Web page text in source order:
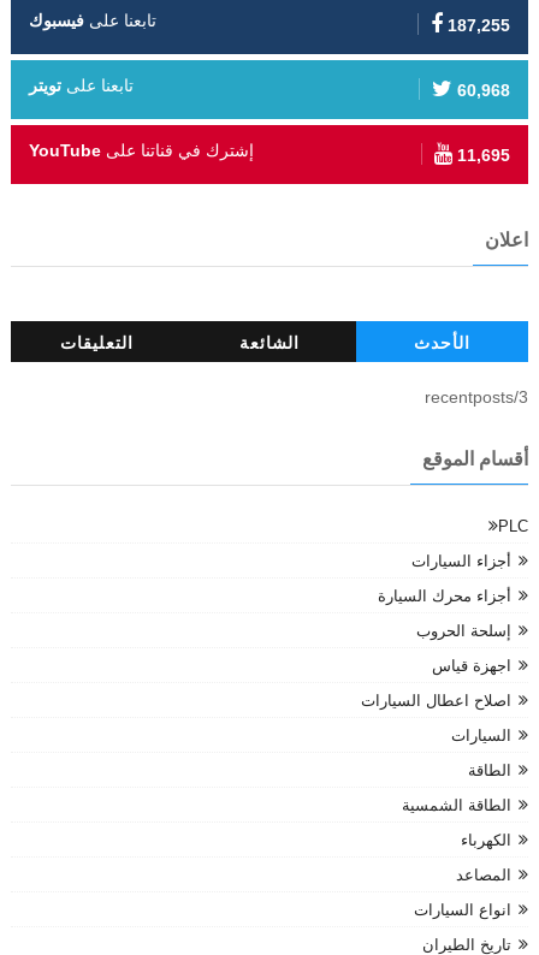
187,255 تابعنا علىفيسبوك
60,968 تابعنا علىتويتر
11,695 إشترك في قناتنا علىYouTube
اعلان
الأحدث الشائعة التعليقات
3/recentposts
أقسام الموقع
PLC
أجزاء السيارات
أجزاء محرك السيارة
إسلحة الحروب
اجهزة قياس
اصلاح اعطال السيارات
السيارات
الطاقة
الطاقة الشمسية
الكهرباء
المصاعد
انواع السيارات
تاريخ الطيران